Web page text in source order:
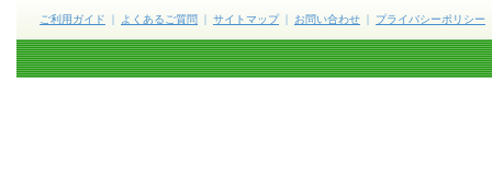
ご利用ガイド よくあるご質問 サイトマップ お問い合わせ プライバシーポリシー